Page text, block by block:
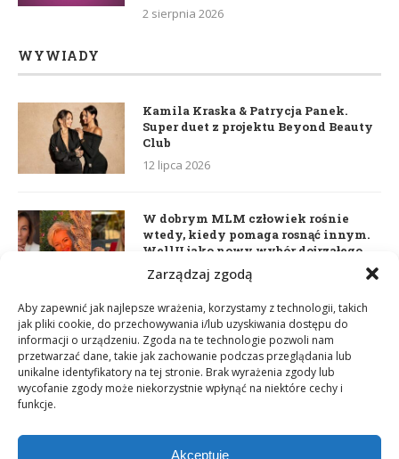
Zarządzaj zgodą
Aby zapewnić jak najlepsze wrażenia, korzystamy z technologii, takich
jak pliki cookie, do przechowywania i/lub uzyskiwania dostępu do
informacji o urządzeniu. Zgoda na te technologie pozwoli nam
przetwarzać dane, takie jak zachowanie podczas przeglądania lub
unikalne identyfikatory na tej stronie. Brak wyrażenia zgody lub
wycofanie zgody może niekorzystnie wpłynąć na niektóre cechy i
funkcje.
Akceptuję
2 sierpnia 2026
WYWIADY
Kamila Kraska & Patrycja Panek.
Super duet z projektu Beyond Beauty
Club
12 lipca 2026
W dobrym MLM człowiek rośnie
wtedy, kiedy pomaga rosnąć innym.
WellU jako nowy wybór dojrzałego
lidera
Daria Dudzik. Kocham Cię
17 kwietnia 2026